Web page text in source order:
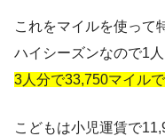
これをマイルを使って
ハイシーズンなので1
3人分で33,750マイルで
こどもは小児運賃で